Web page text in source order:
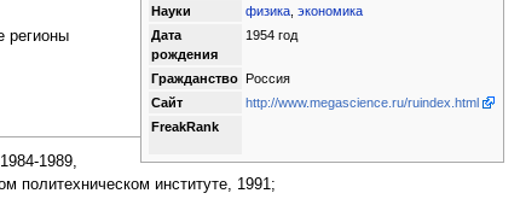
Науки
физика ,экономика
Дата
рождения
1954 год
Гражданство Россия
Сайт
http://www.megascience.ru/ruindex.html
FreakRank
регионы
1989,
политехническом институте, 1991;